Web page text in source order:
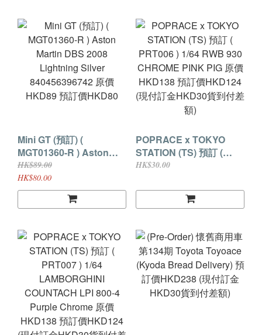
Mini GT (預訂) (
MGT01360-R ) Aston
Martin DBS 2008
Lightning Silver
840456396742 原價
HKD89 預訂價HKD80
HK$89.00
HK$80.00
POPRACE x TOKYO
STATION (TS) 預訂 (
PRT006 ) 1/64 RWB 930
HKD138 預訂價HKD124
(現付訂金HKD30貨到付
HK$30.00